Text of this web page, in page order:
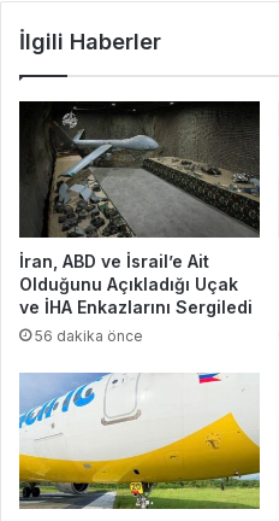
İlgili Haberler
İran, ABD ve İsrail’e Ait
Olduğunu Açıkladığı Uçak
ve İHA Enkazlarını Sergiledi
56 dakika önce